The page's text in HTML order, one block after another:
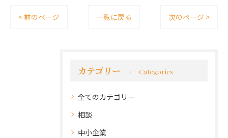
< 前のページ 一覧に戻る 次のページ >
カテゴリー Categories
全てのカテゴリー
相談
中小企業